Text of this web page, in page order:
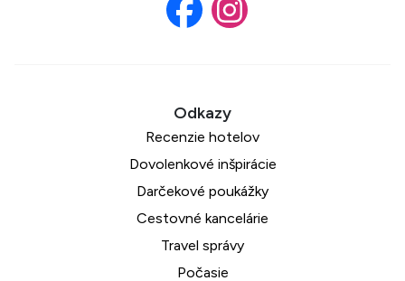
Recenzie hotelov
Dovolenkové inšpirácie
Darčekové poukážky
Cestovné kancelárie
Travel správy
Počasie